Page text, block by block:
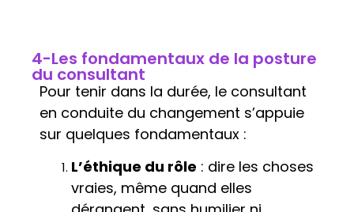
4-Les fondamentaux de la posture
du consultant
Pour tenir dans la durée, le consultant
en conduite du changement s’appuie
sur quelques fondamentaux :
L’éthique du rôle : dire les choses
vraies, même quand elles